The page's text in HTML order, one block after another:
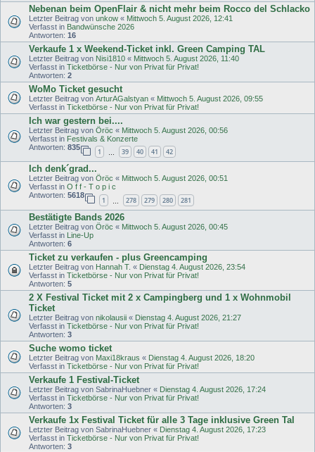
Nebenan beim OpenFlair & nicht mehr beim Rocco del Schlacko
Letzter Beitrag von unkow « Mittwoch 5. August 2026, 12:41
Verfasst in Bandwünsche 2026
Antworten: 16
Verkaufe 1 x Weekend-Ticket inkl. Green Camping TAL
Letzter Beitrag von Nisi1810 « Mittwoch 5. August 2026, 11:40
Verfasst in Ticketbörse - Nur von Privat für Privat!
Antworten: 2
WoMo Ticket gesucht
Letzter Beitrag von ArturAGalstyan « Mittwoch 5. August 2026, 09:55
Verfasst in Ticketbörse - Nur von Privat für Privat!
Ich war gestern bei....
Letzter Beitrag von Öröc « Mittwoch 5. August 2026, 00:56
Verfasst in Festivals & Konzerte
Antworten: 835
1 39 40 41 42
Ich denk´grad...
Letzter Beitrag von Öröc « Mittwoch 5. August 2026, 00:51
Verfasst in O f f - T o p i c
Antworten: 5618
1 278 279 280 281
Bestätigte Bands 2026
Letzter Beitrag von Öröc « Mittwoch 5. August 2026, 00:45
Verfasst in Line-Up
Antworten: 6
Ticket zu verkaufen - plus Greencamping
Letzter Beitrag von Hannah T. « Dienstag 4. August 2026, 23:54
Verfasst in Ticketbörse - Nur von Privat für Privat!
Antworten: 5
2 X Festival Ticket mit 2 x Campingberg und 1 x Wohnmobil
Ticket
Letzter Beitrag von nikolausii « Dienstag 4. August 2026, 21:27
Verfasst in Ticketbörse - Nur von Privat für Privat!
Antworten: 3
Suche womo ticket
Letzter Beitrag von Maxi18kraus « Dienstag 4. August 2026, 18:20
Verfasst in Ticketbörse - Nur von Privat für Privat!
Verkaufe 1 Festival-Ticket
Letzter Beitrag von SabrinaHuebner « Dienstag 4. August 2026, 17:24
Verfasst in Ticketbörse - Nur von Privat für Privat!
Antworten: 3
Verkaufe 1x Festival Ticket für alle 3 Tage inklusive Green Tal
Letzter Beitrag von SabrinaHuebner « Dienstag 4. August 2026, 17:23
Verfasst in Ticketbörse - Nur von Privat für Privat!
Antworten: 3